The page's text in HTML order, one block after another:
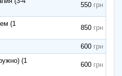
550
(1
850
600
(1
600